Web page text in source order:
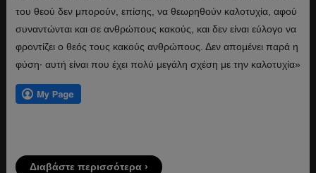
του θεού δεν μπορούν, επίσης, να θεωρηθούν καλοτυχία, αφού
συναντώνται και σε ανθρώπους κακούς, και δεν είναι εύλογο να
φροντίζει ο θεός τους κακούς ανθρώπους. Δεν απομένει παρά η
φύση· αυτή είναι που έχει πολύ μεγάλη σχέση με την καλοτυχία»
Διαβάστε περισσότερα ›